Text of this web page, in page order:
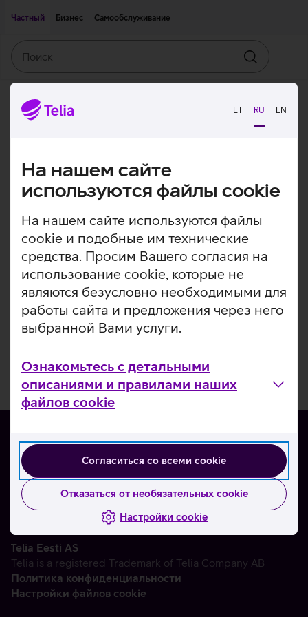
ET RU EN
На нашем сайте
используются файлы cookie
На нашем сайте используются файлы
cookie и подобные им технические
средства. Просим Вашего согласия на
использование cookie, которые не
являются безусловно необходимыми для
работы сайта и предложения через него
выбранной Вами услуги.
Ознакомьтесь с детальными
описаниями и правилами наших
файлов cookie
Согласиться со всеми cookie
Отказаться от необязательных cookie
Настройки cookie
Частный
Бизнес Самообслуживание
Искать
О нас
Контакты
Партнерам
Telia Eesti AS
Telia is a registered Trademark of Telia Company AB
Политика конфиденциальности
Настройки файлов cookie